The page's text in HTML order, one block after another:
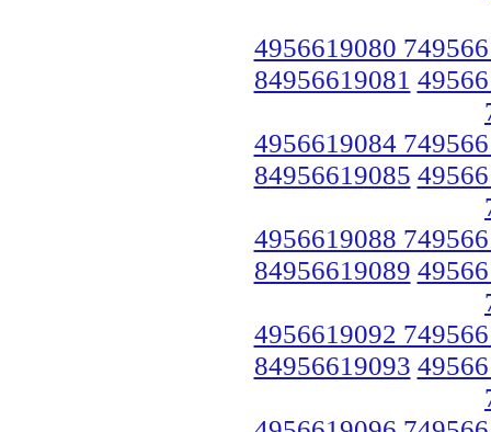
4956619080
84956619081
4956619084
84956619085
4956619088
84956619089
4956619092
84956619093